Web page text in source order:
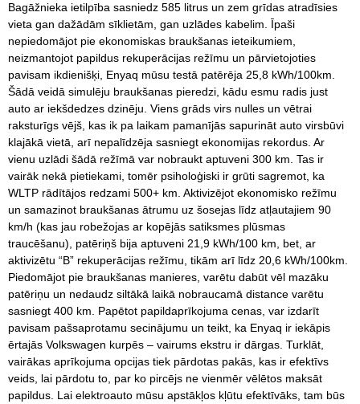
Bagāžnieka ietilpība sasniedz 585 litrus un zem grīdas atradīsies
vieta gan dažādām sīklietām, gan uzlādes kabelim. Īpaši
nepiedomājot pie ekonomiskas braukšanas ieteikumiem,
neizmantojot papildus rekuperācijas režīmu un pārvietojoties
pavisam ikdienišķi, Enyaq mūsu testā patērēja 25,8 kWh/100km.
Šādā veidā simulēju braukšanas pieredzi, kādu esmu radis just
auto ar iekšdedzes dzinēju. Viens grāds virs nulles un vētrai
raksturīgs vējš, kas ik pa laikam pamanījās sapurināt auto virsbūvi
klajākā vietā, arī nepalīdzēja sasniegt ekonomijas rekordus. Ar
vienu uzlādi šādā režīmā var nobraukt aptuveni 300 km. Tas ir
vairāk nekā pietiekami, tomēr psiholoģiski ir grūti sagremot, ka
WLTP rādītājos redzami 500+ km. Aktivizējot ekonomisko režīmu
un samazinot braukšanas ātrumu uz šosejas līdz atļautajiem 90
km/h (kas jau robežojas ar kopējās satiksmes plūsmas
traucēšanu), patēriņš bija aptuveni 21,9 kWh/100 km, bet, ar
aktivizētu “B” rekuperācijas režīmu, tikām arī līdz 20,6 kWh/100km.
Piedomājot pie braukšanas manieres, varētu dabūt vēl mazāku
patēriņu un nedaudz siltākā laikā nobraucamā distance varētu
sasniegt 400 km. Papētot papildaprīkojuma cenas, var izdarīt
pavisam pašsaprotamu secinājumu un teikt, ka Enyaq ir iekāpis
ērtajās Volkswagen kurpēs – vairums ekstru ir dārgas. Turklāt,
vairākas aprīkojuma opcijas tiek pārdotas pakās, kas ir efektīvs
veids, lai pārdotu to, par ko pircējs ne vienmēr vēlētos maksāt
papildus. Lai elektroauto mūsu apstākļos kļūtu efektīvāks, tam būs